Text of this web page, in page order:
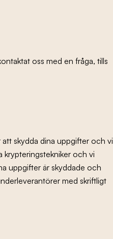
oss med en fråga, tills
skydda dina uppgifter och vi
krypteringstekniker och vi
uppgifter är skyddade och
med skriftligt